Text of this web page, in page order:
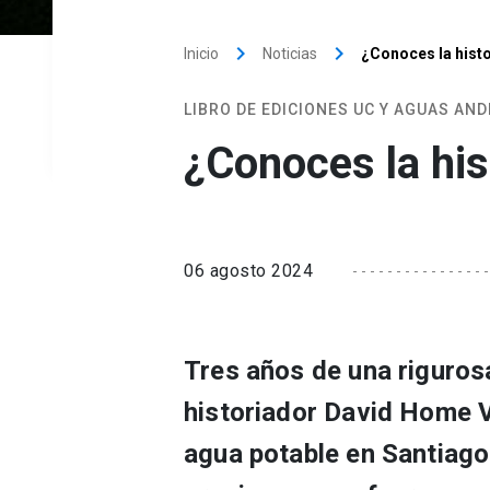
Inicio keyboard_arrow_right Noticias keyboard_arrow_right ¿Conoces la
LIBRO DE EDICIONES UC Y AGUAS
¿Conoces la
06 agosto 2024
Tres años de una
historiador David Home
agua potable en